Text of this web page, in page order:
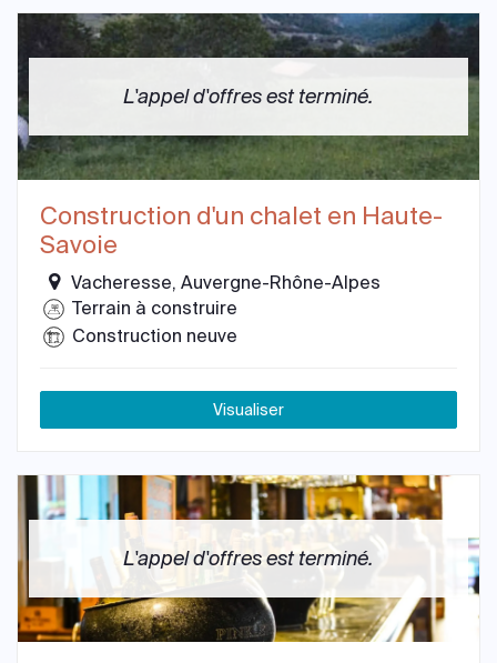
L'appel d'offres est terminé.
Construction d'un chalet en Haute-
Savoie
Vacheresse, Auvergne-Rhône-Alpes
Terrain à construire
Construction neuve
Visualiser
L'appel d'offres est terminé.